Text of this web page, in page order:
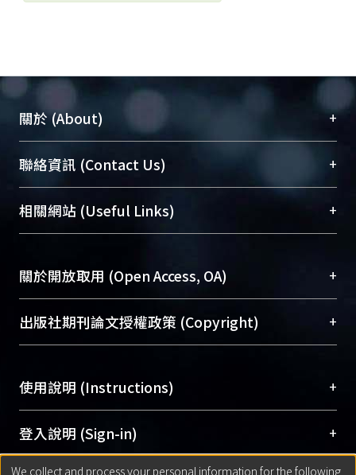
關於 (About) +
臺大位居世界頂尖大學之列，為永久珍藏及向國際
展現本校豐碩的研究成果及學術能量，圖書館整合
機構典藏（NTUR）與學術庫（AH）不同功能平
台，成為臺大學術典藏NTU scholars。期能整合研
成果。
To permanently archive and promote researcher
profiles and scholarly works, Library integrates the
services of “NTU Repository” with “Academic
聯絡資訊 (Contact Us) +
總館學科館員(Main Library)
醫學圖書館學科館員(Medical Library)
Sciences Library)
相關網站 (Useful Links) +
關於開放取用 (Open Access, OA) +
開放取用是從使用者角度提升資訊取用性的社會運
動，應用在學術研究上是透過將研究著作公開供使
用逐年攀升。同時可加速研究發展、提升研究影響
Archive）平台。 （點選深入了解OA）
出版社期刊論文授權政策 (Copyright) +
含部分內容的版權非匯入者所有，或由第三方贊
助與合作完成，請確認該版權所有者及第三方同
意提供此授權。
Please represent that the submission is your
original work, and that you have the right to
使用說明 (Instructions) +
網站簡介(Quickstart Guide)
使用手冊(Instruction Manual)
登入說明 (Sign-in) +
We collect and process your personal information for the following